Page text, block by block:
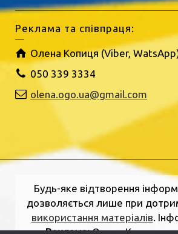
Реклама та співпраця:
Олена Копиця (Viber,
050 339 3334
olena.ogo.ua@gmail.com
Будь-яке відтворення
дозволяється лише при
використання матеріалів.